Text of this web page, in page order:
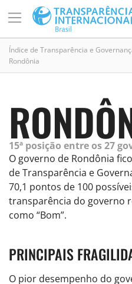
Índice de Transparência e
Rondônia
15ª posição entre os 27
O governo de Rondônia
de Transparência e
70,1 pontos de 100
transparência do governo
como “Bom”.
PRINCIPAIS
O pior desempenho do